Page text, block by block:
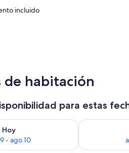
incluido
de habitación
para estas
Hoy
- ago 10
para hoy ago 9 - ago 10
Consulta la